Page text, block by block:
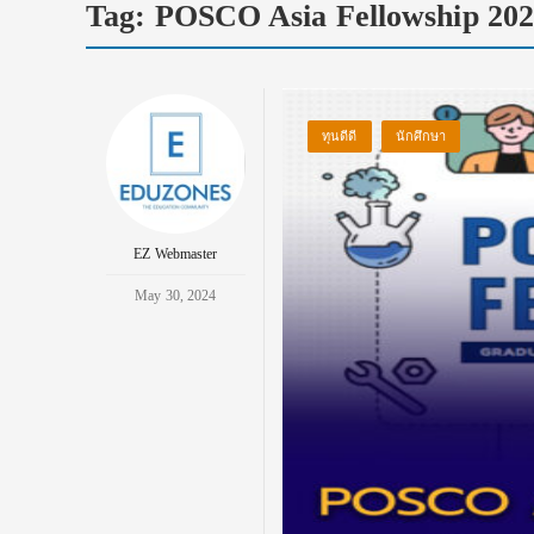
Tag: POSCO Asia Fellowship
EZ Webmaster
May 30, 2024
ทุนดีดี นักศึกษา